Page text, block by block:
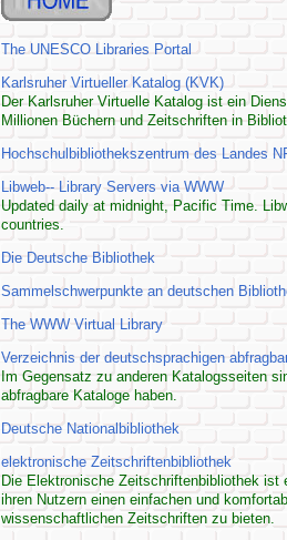
The UNESCO Libraries Portal
Karlsruher Virtueller Katalog (KVK)
Der Karlsruher Virtuelle Katalog ist ein
Millionen Büchern und Zeitschriften in
Hochschulbibliothekszentrum des Landes
Libweb-- Library Servers via WWW
Updated daily at midnight, Pacific Time.
countries.
Die Deutsche Bibliothek
Sammelschwerpunkte an deutschen
The WWW Virtual Library
Verzeichnis der deutschsprachigen
Im Gegensatz zu anderen Katalogsseiten
abfragbare Kataloge haben.
Deutsche Nationalbibliothek
elektronische Zeitschriftenbibliothek
Die Elektronische Zeitschriftenbibliothek
ihren Nutzern einen einfachen und
wissenschaftlichen Zeitschriften zu bieten.